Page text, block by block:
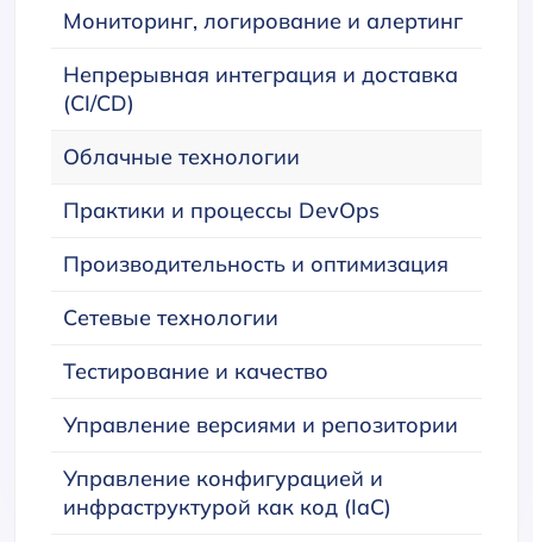
Мониторинг, логирование и алертинг
Непрерывная интеграция и доставка
(CI/CD)
Облачные технологии
Практики и процессы DevOps
Производительность и оптимизация
Сетевые технологии
Тестирование и качество
Управление версиями и репозитории
Управление конфигурацией и
инфраструктурой как код (IaC)